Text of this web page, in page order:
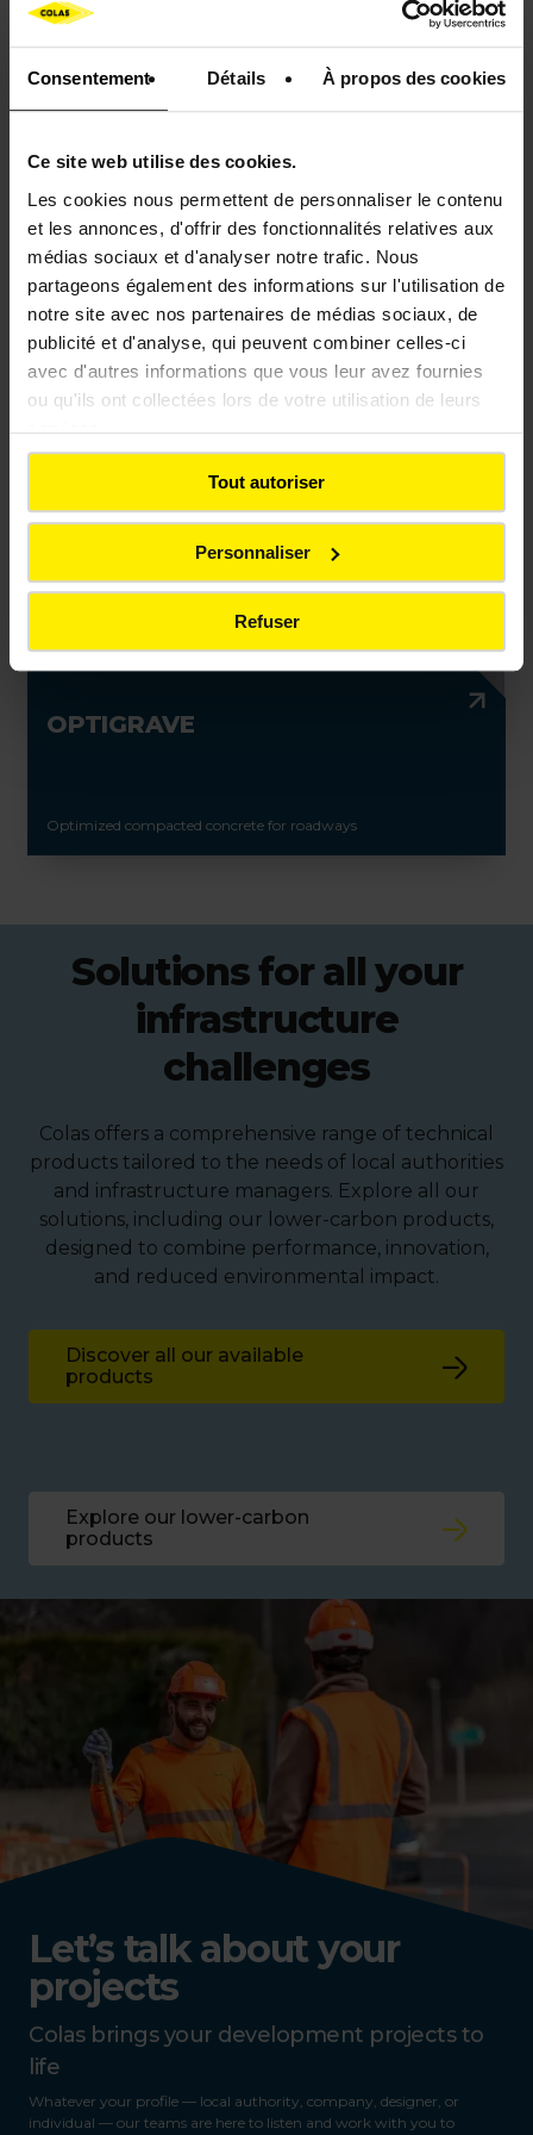
Consentement Détails À propos des cookies
Ce site web utilise des cookies.
Les cookies nous permettent de personnaliser le contenu
et les annonces, d'offrir des fonctionnalités relatives aux
médias sociaux et d'analyser notre trafic. Nous
partageons également des informations sur l'utilisation de
notre site avec nos partenaires de médias sociaux, de
publicité et d'analyse, qui peuvent combiner celles-ci
avec d'autres informations que vous leur avez fournies
ou qu'ils ont collectées lors de votre utilisation de leurs
services.
Tout autoriser
Personnaliser
Refuser
OPTIBASE
The most cost-effective structure
OPTIGRAVE
Optimized compacted concrete for roadways
Solutions for all your
infrastructure
challenges
Colas offers a comprehensive range of technical
products tailored to the needs of local authorities
and infrastructure managers. Explore all our
solutions, including our lower-carbon products,
designed to combine performance, innovation,
and reduced environmental impact.
Discover all our available
products
Explore our lower-carbon
products
Let’s talk about your
projects
Colas brings your development projects to
life
Whatever your profile — local authority, company, designer, or
individual — our teams are here to listen and work with you to